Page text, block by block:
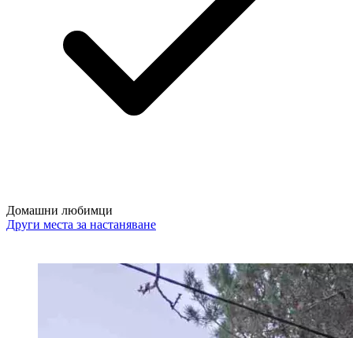
Домашни любимци
Други места за настаняване